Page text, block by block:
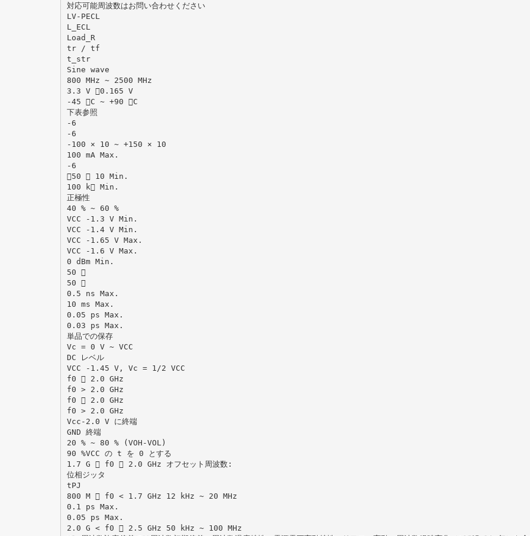
対応可能周波数はお問い合わせください
LV-PECL
L_ECL
Load_R
tr / tf
t_str
Sine wave
800 MHz ~ 2500 MHz
3.3 V 0.165 V
-45 C ~ +90 C
下表参照
-6
-6
-100 × 10 ~ +150 × 10
100 mA Max.
-6
50  10 Min.
100 k Min.
正極性
40 % ~ 60 %
VCC -1.3 V Min.
VCC -1.4 V Min.
VCC -1.65 V Max.
VCC -1.6 V Max.
0 dBm Min.
50 
50 
0.5 ns Max.
10 ms Max.
0.05 ps Max.
0.03 ps Max.
単品での保存
Vc = 0 V ~ VCC
DC レベル
VCC -1.45 V, Vc = 1/2 VCC
f0  2.0 GHz
f0 > 2.0 GHz
f0  2.0 GHz
f0 > 2.0 GHz
Vcc-2.0 V に終端
GND 終端
20 % ~ 80 % (VOH-VOL)
90 %VCC の t を 0 とする
1.7 G  f0  2.0 GHz オフセット周波数:
位相ジッタ
tPJ
800 M  f0 < 1.7 GHz 12 kHz ~ 20 MHz
0.1 ps Max.
0.05 ps Max.
2.0 G < f0  2.5 GHz 50 kHz ~ 100 MHz